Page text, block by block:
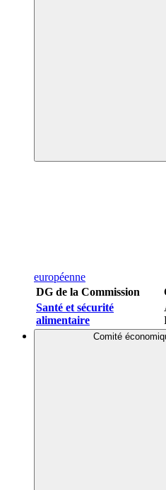
européenne
DG de la Commission
Santé et sécurité
alimentaire
Comité